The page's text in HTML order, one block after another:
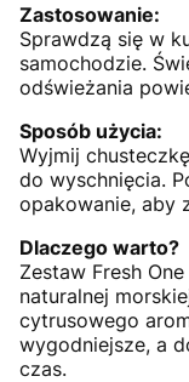
Zastosowanie:
Sprawdzą się w
samochodzie.
odświeżania
Sposób użycia:
Wyjmij
do wyschnięcia.
opakowanie, aby
Dlaczego warto?
Zestaw Fresh
naturalnej
cytrusowego
wygodniejsze, a
czas.